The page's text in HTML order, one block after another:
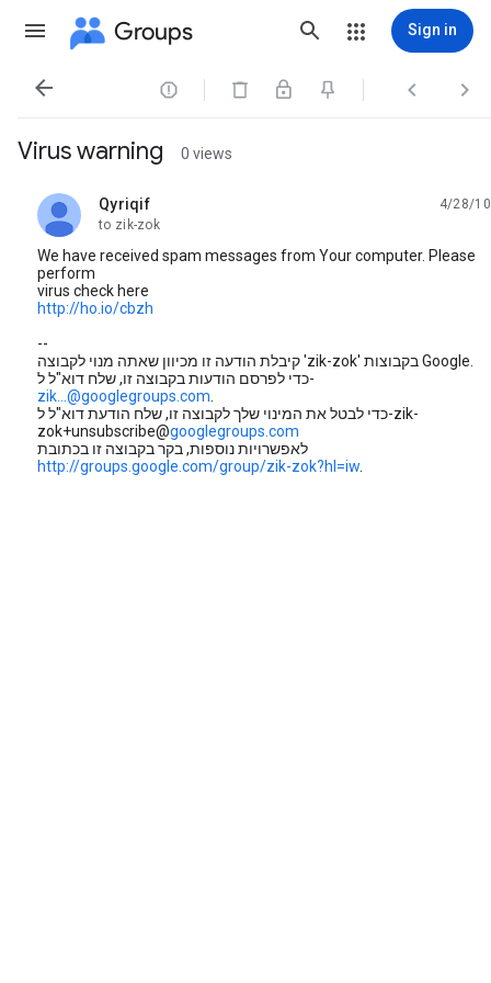
Groups Sign in
   
Virus warning 0 views
Qyriqif
unread,
4/28/10
to zik-zok
We have received spam messages from Your computer. Please
perform
virus check here
http://ho.io/cbzh
--
קיבלת הודעה זו מכיוון שאתה מנוי לקבוצה 'zik-zok' בקבוצות Google.
כדי לפרסם הודעות בקבוצה זו, שלח דוא"ל ל-
zik...@googlegroups.com
כדי לבטל את המינוי שלך לקבוצה זו, שלח הודעת דוא"ל ל-zik-
googlegroups.com
לאפשרויות נוספות, בקר בקבוצה זו בכתובת
http://groups.google.com/group/zik-zok?hl=iw